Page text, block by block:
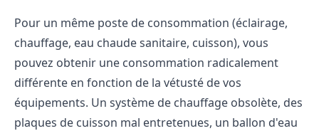
Pour un même poste de consommation (éclairage,
chauffage, eau chaude sanitaire, cuisson), vous
pouvez obtenir une consommation radicalement
différente en fonction de la vétusté de vos
équipements. Un système de chauffage obsolète, des
plaques de cuisson mal entretenues, un ballon d'eau